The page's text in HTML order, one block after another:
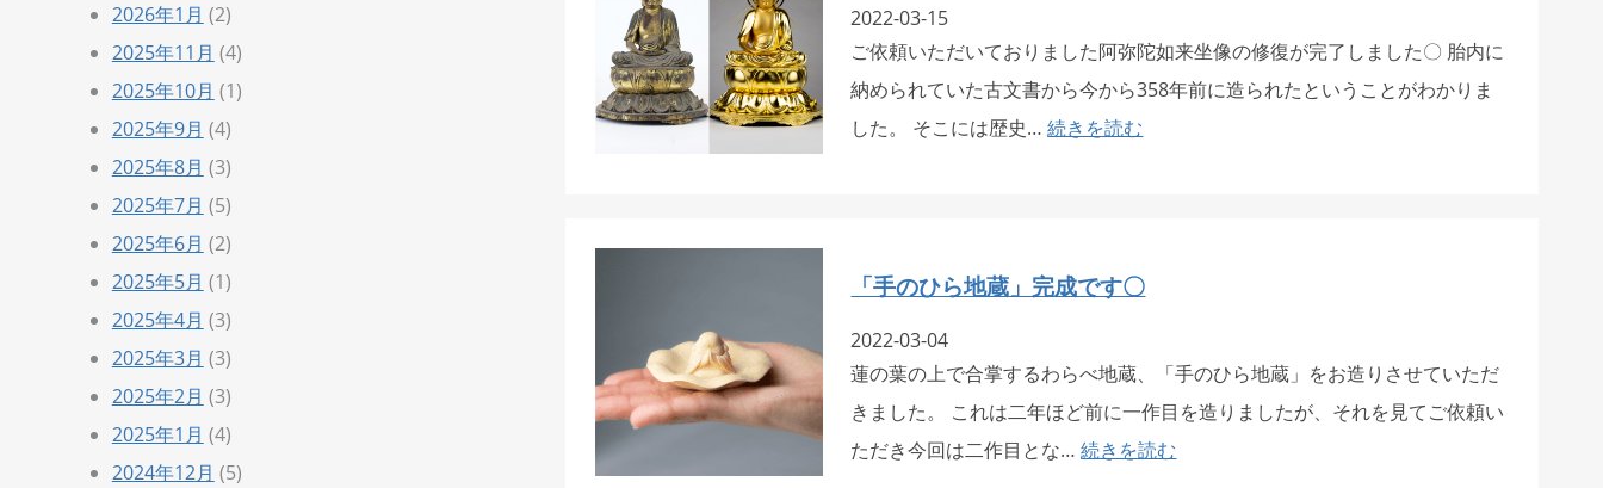
2026年1月 (2)
2025年11月 (4)
2025年10月 (1)
2025年9月 (4)
2025年8月 (3)
2025年7月 (5)
2025年6月 (2)
2025年5月 (1)
2025年4月 (3)
2025年3月 (3)
2025年2月 (3)
2025年1月 (4)
2024年12月 (5)
2022-03-15
ご依頼いただいておりました阿弥陀如来坐像の修復が完了しました〇 胎内に
納められていた古文書から今から358年前に造られたということがわかりま
した。 そこには歴史…続きを読む
「手のひら地蔵」完成です〇
2022-03-04
蓮の葉の上で合掌するわらべ地蔵、「手のひら地蔵」をお造りさせていただ
きました。 これは二年ほど前に一作目を造りましたが、それを見てご依頼い
ただき今回は二作目とな…続きを読む